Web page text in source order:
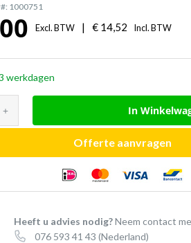
1000751
Excl. BTW | € 14,52 Incl. BTW
werkdagen
In
Offerte aanvragen
Heeft u advies nodig?Neem contact
076 593 41 43 (Nederland)